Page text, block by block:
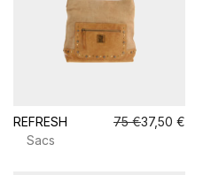
REFRESH 75 €37,50 €
Sacs